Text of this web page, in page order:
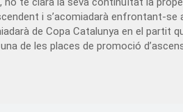
i s’acomiadarà enfrontant-se
de Copa Catalunya en el
de les places de promoció